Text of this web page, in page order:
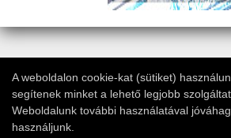
A weboldalon cookie-kat (sütiket)
segítenek minket a lehető legjobb
Weboldalunk további használatával
használjunk.
Vásárlói információk